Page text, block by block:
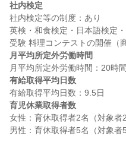
社内検定
社内検定等の制度：あり
英検・和食検定・日本語検定
月平均所定外労働時間
有給取得平均日数
育児休業取得者数
女性：育休取得者2名（対象者2